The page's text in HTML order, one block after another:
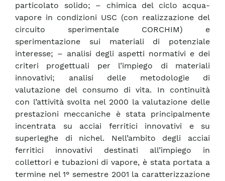
particolato solido; – chimica del ciclo acqua-
vapore in condizioni USC (con realizzazione del
circuito sperimentale CORCHIM) e
sperimentazione sui materiali di potenziale
interesse; – analisi degli aspetti normativi e dei
criteri progettuali per l’impiego di materiali
innovativi; analisi delle metodologie di
valutazione del consumo di vita. In continuità
con l’attività svolta nel 2000 la valutazione delle
prestazioni meccaniche è stata principalmente
incentrata su acciai ferritici innovativi e su
superleghe di nichel. Nell’ambito degli acciai
ferritici innovativi destinati all’impiego in
collettori e tubazioni di vapore, è stata portata a
termine nel 1° semestre 2001 la caratterizzazione